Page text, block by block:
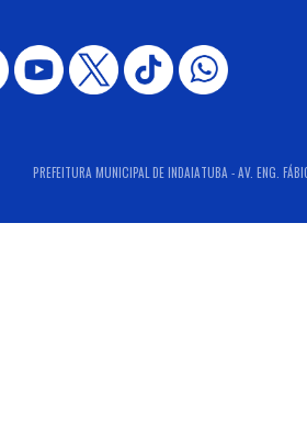
PREFEITURA MUNICIPAL DE INDAIATUBA - AV. ENG.